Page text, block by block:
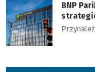
BNP